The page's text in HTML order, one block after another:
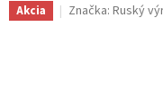
Akcia Značka: Ruský